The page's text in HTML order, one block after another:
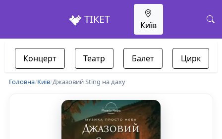
ТІКЕТ Київ
Концерт Театр Балет Цирк
Головна/Київ/Джазовий Sting на даху